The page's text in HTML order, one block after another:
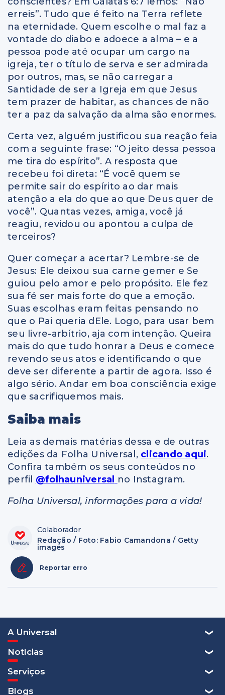
erreis”. Tudo que é feito na Terra reflete
na eternidade. Quem escolhe o mal faz a
vontade do diabo e adoece a alma – e a
pessoa pode até ocupar um cargo na
igreja, ter o título de serva e ser admirada
por outros, mas, se não carregar a
Santidade de ser a Igreja em que Jesus
tem prazer de habitar, as chances de não
ter a paz da salvação da alma são enormes.
Certa vez, alguém justificou sua reação feia
com a seguinte frase: “O jeito dessa pessoa
me tira do espírito”. A resposta que
recebeu foi direta: “É você quem se
permite sair do espírito ao dar mais
atenção a ela do que ao que Deus quer de
você”. Quantas vezes, amiga, você já
reagiu, revidou ou apontou a culpa de
terceiros?
Quer começar a acertar? Lembre-se de
Jesus: Ele deixou sua carne gemer e Se
guiou pelo amor e pelo propósito. Ele fez
sua fé ser mais forte do que a emoção.
Suas escolhas eram feitas pensando no
que o Pai queria dEle. Logo, para usar bem
seu livre-arbítrio, aja com intenção. Queira
mais do que tudo honrar a Deus e comece
revendo seus atos e identificando o que
deve ser diferente a partir de agora. Isso é
algo sério. Andar em boa consciência exige
que sacrifiquemos mais.
Saiba mais
Leia as demais matérias dessa e de outras
edições da Folha Universal, clicando aqui.
Confira também os seus conteúdos no
perfil @folhauniversal
no Instagram.
Folha Universal, informações para a vida!
Colaborador
Redação / Foto: Fabio Camandona / Getty
images
Reportar erro
A Universal
Notícias
Serviços
Blogs